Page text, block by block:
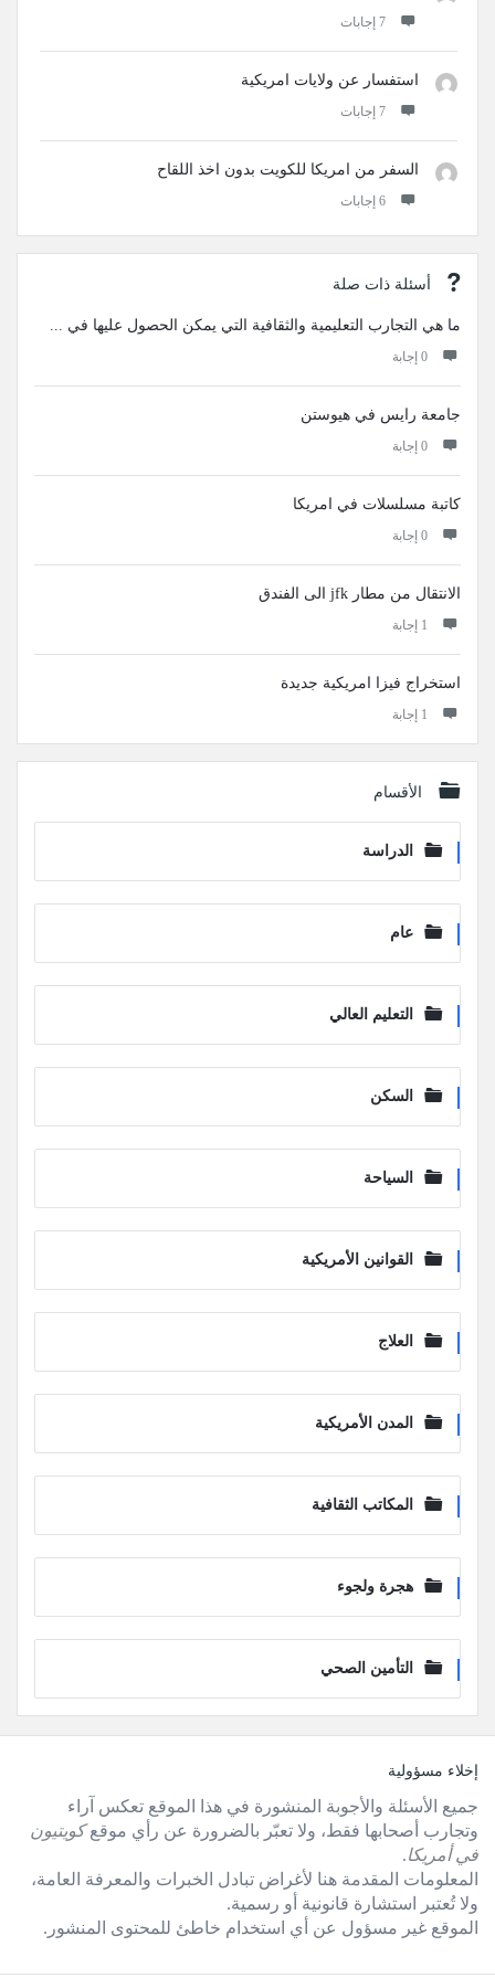
‫7 إجابات
استفسار عن ولايات امريكية
‫7 إجابات
السفر من امريكا للكويت بدون اخذ اللقاح
‫6 إجابات
أسئلة ذات صلة
ما هي التجارب التعليمية والثقافية التي يمكن الحصول عليها في ...
‫0 إجابة
جامعة رايس في هيوستن
‫0 إجابة
كاتبة مسلسلات في امريكا
‫0 إجابة
الانتقال من مطار jfk الى الفندق
‫1 إجابة
استخراج فيزا امريكية جديدة
‫1 إجابة
الأقسام
الدراسة
عام
التعليم العالي
السكن
السياحة
القوانين الأمريكية
العلاج
المدن الأمريكية
المكاتب الثقافية
هجرة ولجوء
التأمين الصحي
الفوترإخلاء مسؤولية
جميع الأسئلة والأجوبة المنشورة في هذا الموقع تعكس آراء
وتجارب أصحابها فقط، ولا تعبّر بالضرورة عن رأي موقعكويتيون
في أمريكا.
المعلومات المقدمة هنا لأغراض تبادل الخبرات والمعرفة العامة،
ولا تُعتبر استشارة قانونية أو رسمية.
الموقع غير مسؤول عن أي استخدام خاطئ للمحتوى المنشور.